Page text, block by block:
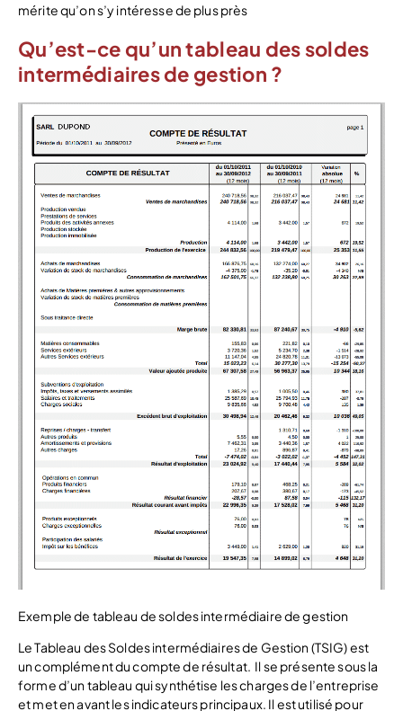
mérite qu’on s’y intéresse de plus près
Qu’est-ce qu’un tableau des soldes
intermédiaires de gestion ?
Exemple de tableau de soldes intermédiaire de gestion
Le Tableau des Soldes intermédiaires de Gestion (TSIG) est
un complément du compte de résultat. Il se présente sous la
forme d’un tableau qui synthétise les charges de l’entreprise
et met en avant les indicateurs principaux. Il est utilisé pour